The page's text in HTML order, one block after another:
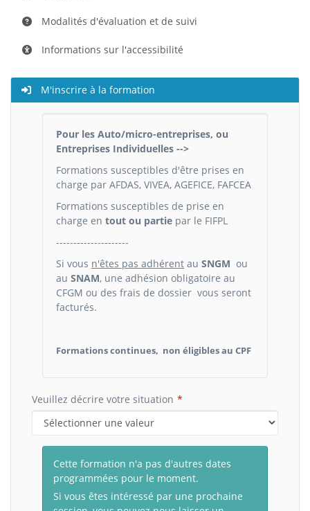
Modalités d'évaluation et de suivi
Informations sur l'accessibilité
M'inscrire à la formation
Pour les Auto/micro-entreprises, ou
Entreprises Individuelles -->
Formations susceptibles d'être prises en
charge par AFDAS, VIVEA, AGEFICE, FAFCEA
Formations susceptibles de prise en
charge en tout ou partie par le FIFPL
---------------------
Si vous n'êtes pas adhérent au SNGM ou
au SNAM, une adhésion obligatoire au
CFGM ou des frais de dossier vous seront
facturés.
Formations continues, non éligibles au CPF
Veuillez décrire votre situation
Cette formation n'a pas d'autres dates
programmées pour le moment.
Si vous êtes intéressé par une prochaine